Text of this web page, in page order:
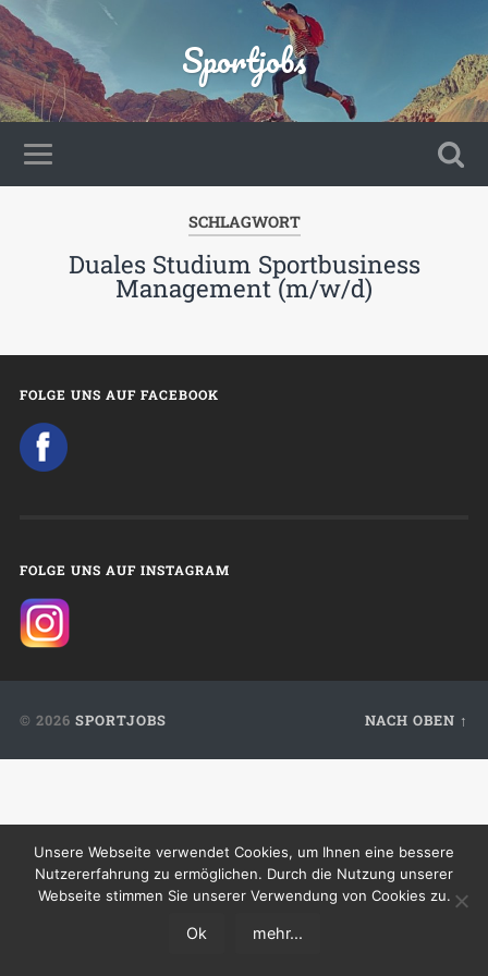
Sportjobs
SCHLAGWORT
Duales Studium Sportbusiness
Management (m/w/d)
FOLGE UNS AUF FACEBOOK
FOLGE UNS AUF INSTAGRAM
© 2026 SPORTJOBS NACH OBEN ↑
Unsere Webseite verwendet Cookies, um Ihnen eine bessere
Nutzererfahrung zu ermöglichen. Durch die Nutzung unserer
Webseite stimmen Sie unserer Verwendung von Cookies zu.
Ok mehr...